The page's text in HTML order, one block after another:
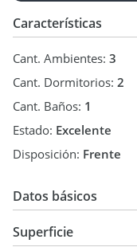
Características
Cant. Ambientes: 3
Cant. Dormitorios: 2
Cant. Baños: 1
Estado: Excelente
Disposición: Frente
Datos básicos
Superficie